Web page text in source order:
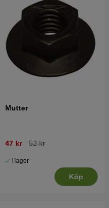
Mutter
47 kr 52 kr
I lager
Köp